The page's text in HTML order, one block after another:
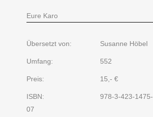
Eure Karo
Übersetzt von: Susanne Höbel
Umfang: 552
Preis: 15,- €
ISBN:
978-3-423-1475-
07